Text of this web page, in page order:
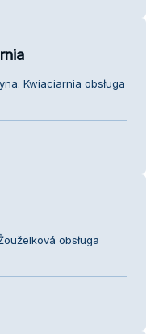
Kwiaciarnia obsługa
obsługa